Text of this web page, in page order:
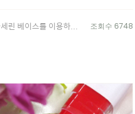
린 베이스를 이용하... 조회수 6748